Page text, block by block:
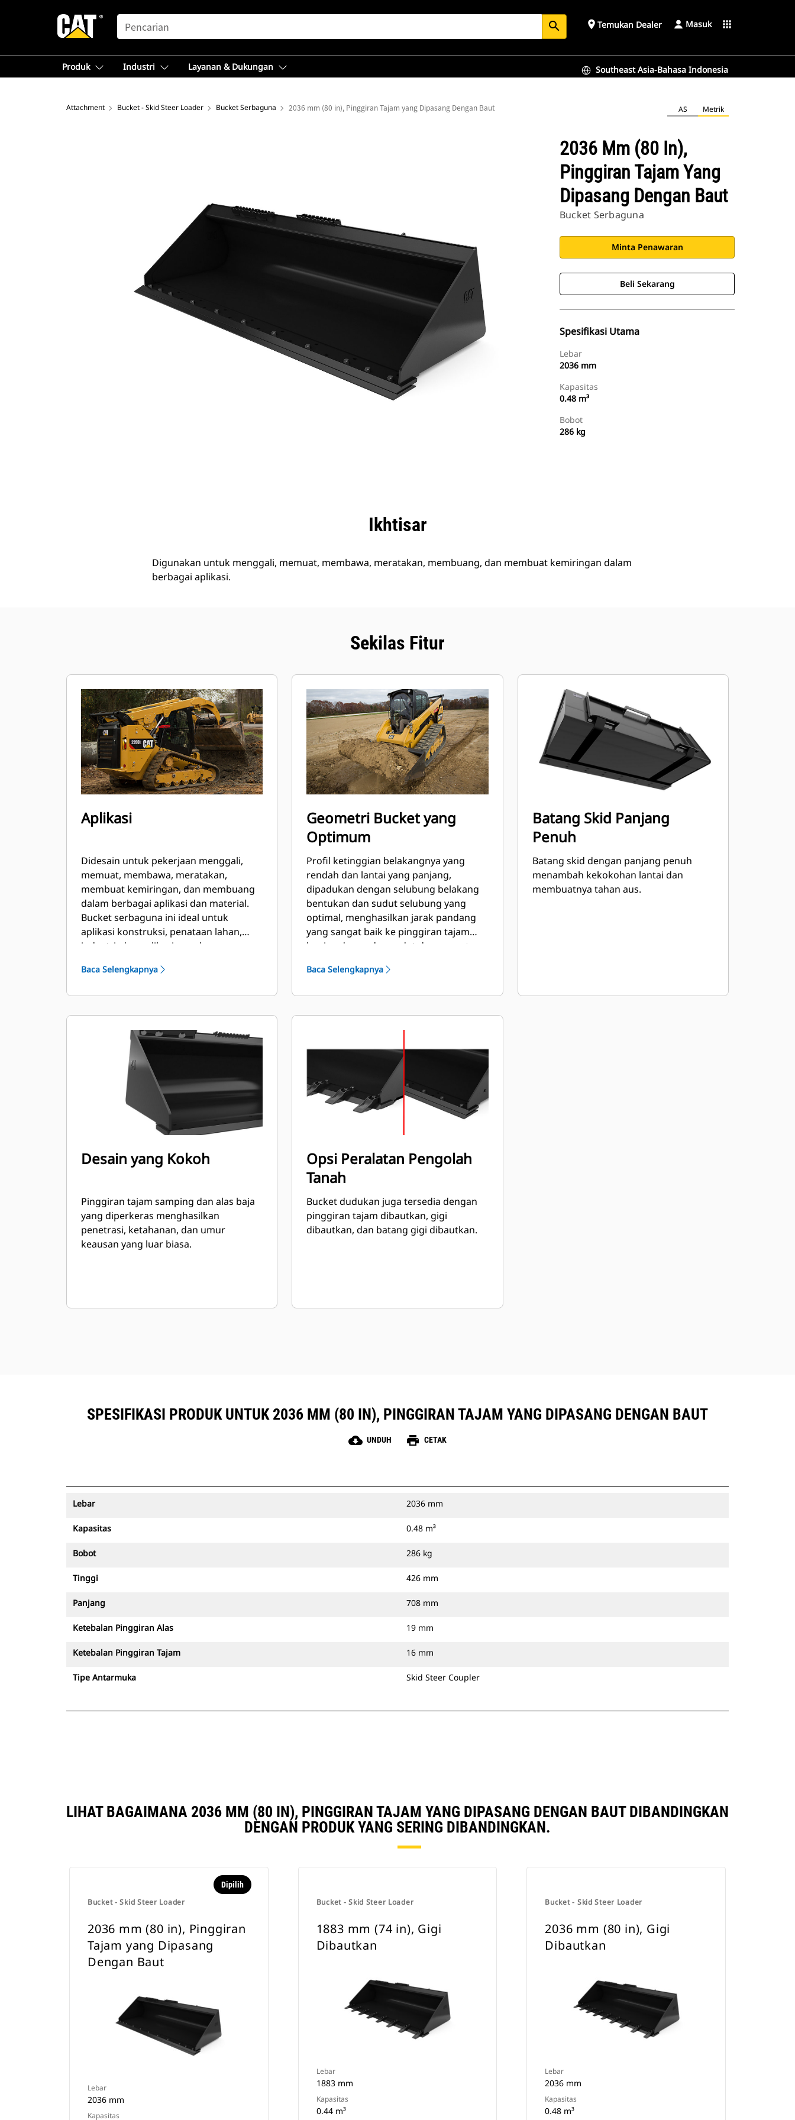
SEARCH search place Temukan Dealer Masuk apps
Produk Industri Layanan & Dukungan Southeast Asia-Bahasa Indonesia
Attachment Bucket - Skid Steer Loader Bucket Serbaguna 2036 mm (80 in), Pinggiran Tajam yang Dipasang Dengan Baut AS Metrik
2036 Mm (80 In),
Pinggiran Tajam Yang
Dipasang Dengan Baut
Bucket Serbaguna
Minta Penawaran
Beli Sekarang
Spesifikasi Utama
Lebar
2036 mm
Kapasitas
0.48 m³
Bobot
286 kg
Ikhtisar
Digunakan untuk menggali, memuat, membawa, meratakan, membuang, dan membuat kemiringan dalam
berbagai aplikasi.
Sekilas Fitur
Aplikasi
Didesain untuk pekerjaan menggali,
memuat, membawa, meratakan,
membuat kemiringan, dan membuang
dalam berbagai aplikasi dan material.
Bucket serbaguna ini ideal untuk
aplikasi konstruksi, penataan lahan,
industri, dan aplikasi penghancuran
Baca Selengkapnya
Geometri Bucket yang
Optimum
Profil ketinggian belakangnya yang
rendah dan lantai yang panjang,
dipadukan dengan selubung belakang
bentukan dan sudut selubung yang
optimal, menghasilkan jarak pandang
yang sangat baik ke pinggiran tajam
bagian depan dan sudut depan, serta
pembuangan yang sangat baik.
Baca Selengkapnya
Batang Skid Panjang
Penuh
Batang skid dengan panjang penuh
menambah kekokohan lantai dan
membuatnya tahan aus.
Desain yang Kokoh
Pinggiran tajam samping dan alas baja
yang diperkeras menghasilkan
penetrasi, ketahanan, dan umur
keausan yang luar biasa.
Opsi Peralatan Pengolah
Tanah
Bucket dudukan juga tersedia dengan
pinggiran tajam dibautkan, gigi
dibautkan, dan batang gigi dibautkan.
SPESIFIKASI PRODUK UNTUK 2036 MM (80 IN), PINGGIRAN TAJAM YANG DIPASANG DENGAN BAUT
cloud_download UNDUH print CETAK
Lebar 2036 mm
Kapasitas 0.48 m³
Bobot 286 kg
Tinggi 426 mm
Panjang 708 mm
Ketebalan Pinggiran Alas 19 mm
Ketebalan Pinggiran Tajam 16 mm
Tipe Antarmuka Skid Steer Coupler
LIHAT BAGAIMANA 2036 MM (80 IN), PINGGIRAN TAJAM YANG DIPASANG DENGAN BAUT DIBANDINGKAN
DENGAN PRODUK YANG SERING DIBANDINGKAN.
Bucket - Skid Steer Loader
Dipilih
2036 mm (80 in), Pinggiran
Tajam yang Dipasang
Dengan Baut
Lebar
2036 mm
Kapasitas
Bucket - Skid Steer Loader
1883 mm (74 in), Gigi
Dibautkan
Lebar
1883 mm
Kapasitas
0.44 m³
Bucket - Skid Steer Loader
2036 mm (80 in), Gigi
Dibautkan
Lebar
2036 mm
Kapasitas
0.48 m³